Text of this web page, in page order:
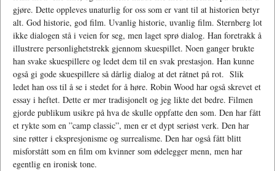
gjøre. Dette oppleves unaturlig for oss som er vant til at historien betyr
alt. God historie, god film. Uvanlig historie, uvanlig film. Sternberg lot
ikke dialogen stå i veien for seg, men laget sprø dialog. Han foretrakk å
illustrere personlighetstrekk gjennom skuespillet. Noen ganger brukte
han svake skuespillere og ledet dem til en svak prestasjon. Han kunne
også gi gode skuespillere så dårlig dialog at det råtnet på rot. Slik
ledet han oss til å se i stedet for å høre. Robin Wood har også skrevet et
essay i heftet. Dette er mer tradisjonelt og jeg likte det bedre. Filmen
gjorde publikum usikre på hva de skulle oppfatte den som. Den har fått
et rykte som en ”camp classic”, men er et dypt seriøst verk. Den har
sine røtter i ekspresjonisme og surrealisme. Den har også fått blitt
misforstått som en film om kvinner som ødelegger menn, men har
egentlig en ironisk tone.